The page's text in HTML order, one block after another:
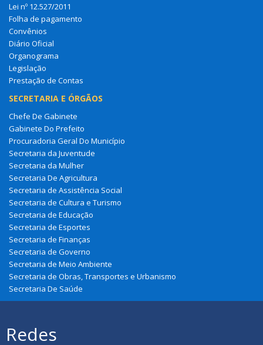
Lei nº 12.527/2011
Folha de pagamento
Convênios
Diário Oficial
Organograma
Legislação
Prestação de Contas
SECRETARIA E ÓRGÃOS
Chefe De Gabinete
Gabinete Do Prefeito
Procuradoria Geral Do Município
Secretaria da Juventude
Secretaria da Mulher
Secretaria De Agricultura
Secretaria de Assistência Social
Secretaria de Cultura e Turismo
Secretaria de Educação
Secretaria de Esportes
Secretaria de Finanças
Secretaria de Governo
Secretaria de Meio Ambiente
Secretaria de Obras, Transportes e Urbanismo
Secretaria De Saúde
Redes